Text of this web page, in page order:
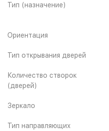
Тип (назначение)
Ориентация
Тип открывания дверей
Количество створок
(дверей)
Зеркало
Тип направляющих